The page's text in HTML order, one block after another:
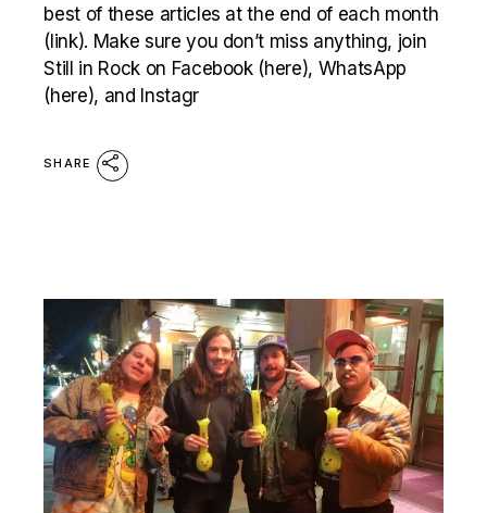
best of these articles at the end of each month
(link). Make sure you don’t miss anything, join
Still in Rock on Facebook (here), WhatsApp
(here), and Instagr
SHARE